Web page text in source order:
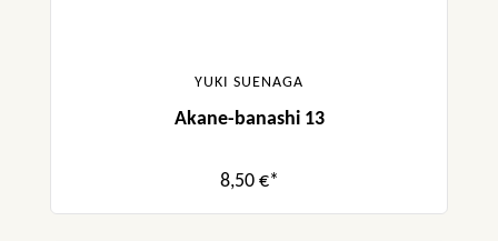
YUKI SUENAGA
Akane-banashi 13
8,50 €*